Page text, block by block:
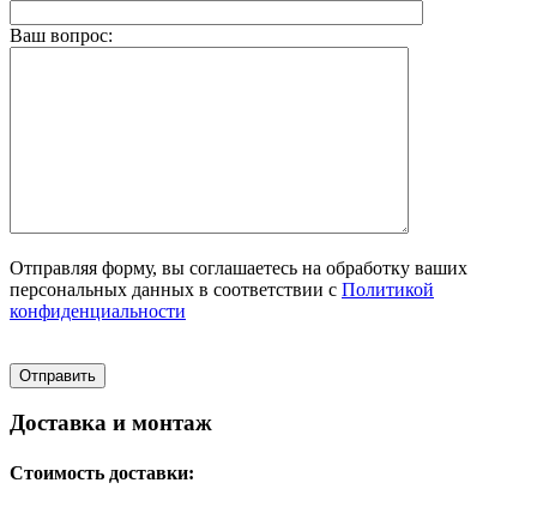
Ваш вопрос:
Отправляя форму, вы соглашаетесь на обработку ваших
персональных данных в соответствии с Политикой
конфиденциальности
Доставка и монтаж
Стоимость доставки: